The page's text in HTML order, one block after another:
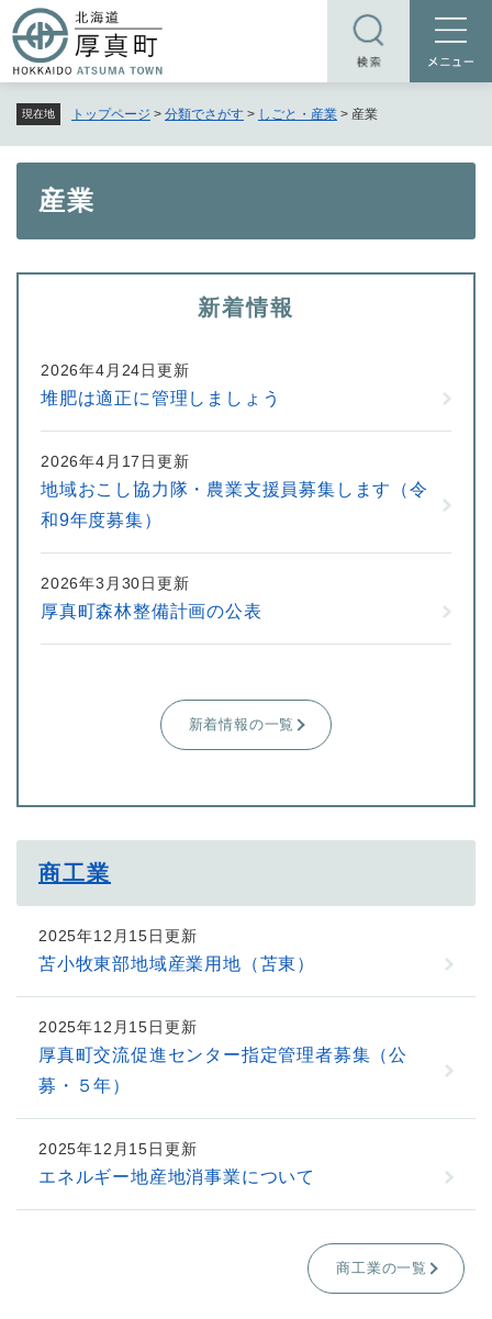
ー
ジ
頭
で
現在地 トップページ > 分類でさがす > しごと・産業 > 産業
産業
新着情報
2026年4月24日更新
堆肥は適正に管理しましょう
2026年4月17日更新
地域おこし協力隊・農業支援員募集します（令
和9年度募集）
2026年3月30日更新
厚真町森林整備計画の公表
新着情報の一覧
商工業
2025年12月15日更新
苫小牧東部地域産業用地（苫東）
2025年12月15日更新
厚真町交流促進センター指定管理者募集（公
募・５年）
2025年12月15日更新
エネルギー地産地消事業について
商工業の一覧